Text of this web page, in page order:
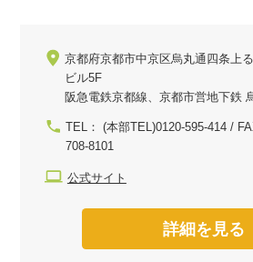
京都府京都市中京区烏丸通四条上
ビル5F
阪急電鉄京都線、京都市営地下鉄
TEL： (本部TEL)0120-595-414 /
708-8101
公式サイト
詳細を見る